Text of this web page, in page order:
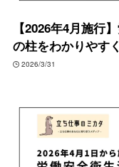
【2026年4月施行
の柱をわかりやす
2026/3/31